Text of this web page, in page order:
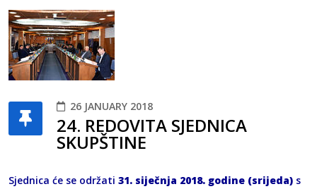
26 JANUARY 2018
24. REDOVITA SJEDNICA
SKUPŠTINE
Sjednica će se održati 31. siječnja 2018. godine (srijeda) s